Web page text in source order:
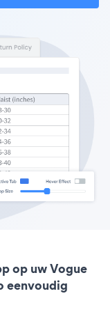
op uw Vogue
eenvoudig